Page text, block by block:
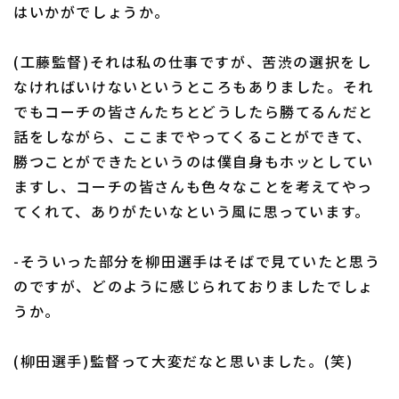
はいかがでしょうか。
(工藤監督)それは私の仕事ですが、苦渋の選択をし
なければいけないというところもありました。それ
でもコーチの皆さんたちとどうしたら勝てるんだと
話をしながら、ここまでやってくることができて、
勝つことができたというのは僕自身もホッとしてい
ますし、コーチの皆さんも色々なことを考えてやっ
てくれて、ありがたいなという風に思っています。
-そういった部分を柳田選手はそばで見ていたと思う
のですが、どのように感じられておりましたでしょ
うか。
(柳田選手)監督って大変だなと思いました。(笑)